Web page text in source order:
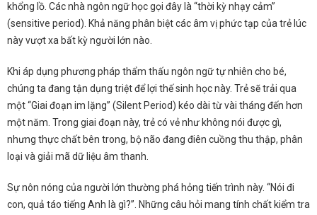
khổng lồ. Các nhà ngôn ngữ học gọi đây là “thời kỳ nhạy cảm”
(sensitive period). Khả năng phân biệt các âm vị phức tạp của trẻ lúc
này vượt xa bất kỳ người lớn nào.
Khi áp dụng phương pháp thẩm thấu ngôn ngữ tự nhiên cho bé,
chúng ta đang tận dụng triệt để lợi thế sinh học này. Trẻ sẽ trải qua
một “Giai đoạn im lặng” (Silent Period) kéo dài từ vài tháng đến hơn
một năm. Trong giai đoạn này, trẻ có vẻ như không nói được gì,
nhưng thực chất bên trong, bộ não đang điên cuồng thu thập, phân
loại và giải mã dữ liệu âm thanh.
Sự nôn nóng của người lớn thường phá hỏng tiến trình này. “Nói đi
con, quả táo tiếng Anh là gì?”. Những câu hỏi mang tính chất kiểm tra